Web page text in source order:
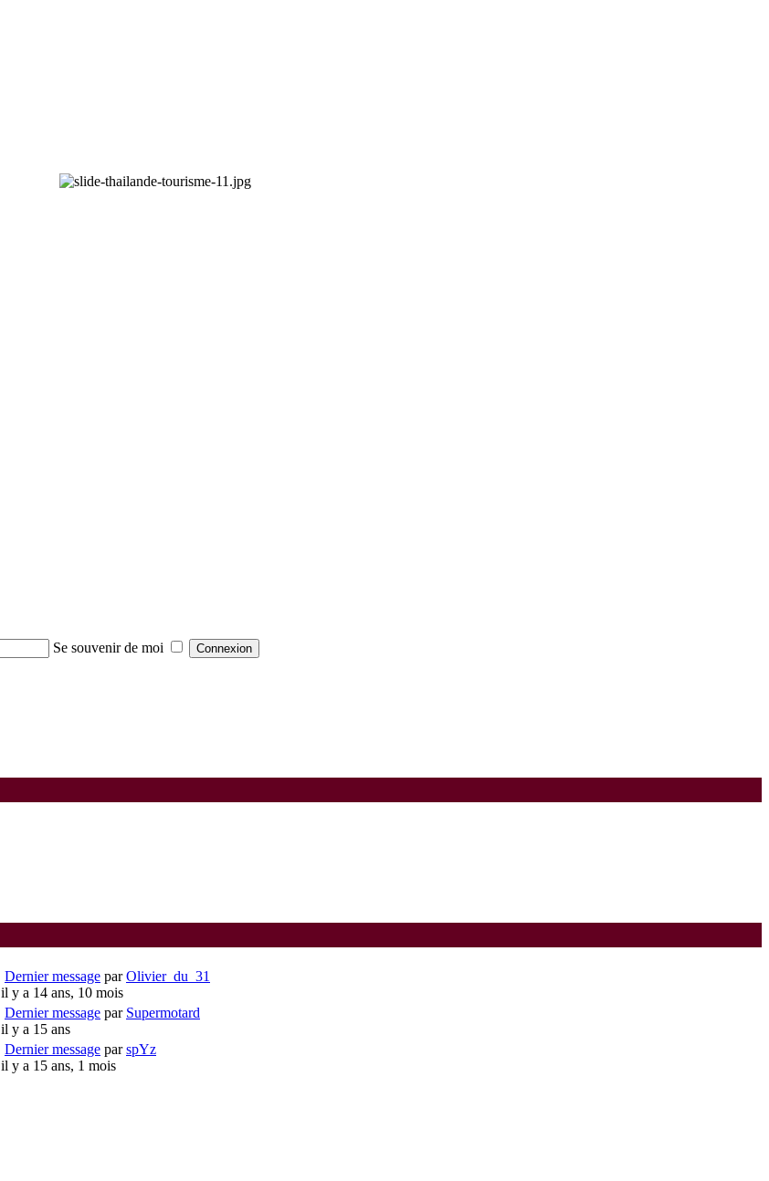
Se souvenir de moi
Dernier message parOlivier_du_31
il y a 14 ans, 10 mois
Dernier message par Supermotard
il y a 15 ans
Dernier message parspYz
il y a 15 ans, 1 mois